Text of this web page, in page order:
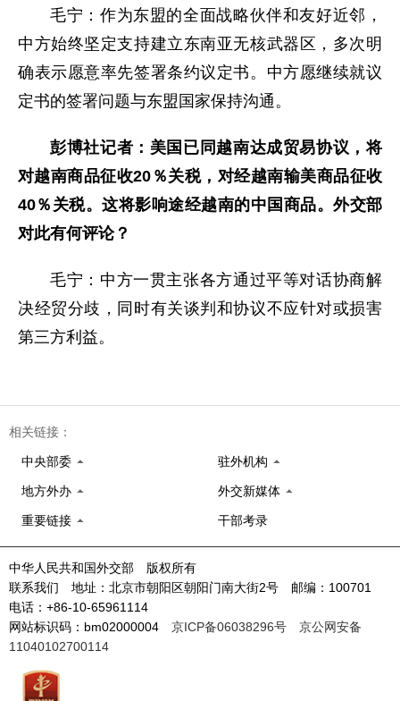
毛宁：作为东盟的全面战略伙伴和友好近邻，
中方始终坚定支持建立东南亚无核武器区，多次明
确表示愿意率先签署条约议定书。中方愿继续就议
定书的签署问题与东盟国家保持沟通。
彭博社记者：美国已同越南达成贸易协议，将
对越南商品征收20％关税，对经越南输美商品征收
40％关税。这将影响途经越南的中国商品。外交部
对此有何评论？
毛宁：中方一贯主张各方通过平等对话协商解
决经贸分歧，同时有关谈判和协议不应针对或损害
第三方利益。
相关链接：
中央部委 驻外机构
地方外办 外交新媒体
重要链接 干部考录
中华人民共和国外交部 版权所有
联系我们 地址：北京市朝阳区朝阳门南大街2号 邮编：100701
电话：+86-10-65961114
网站标识码：bm02000004 京ICP备06038296号
京公网安备
11040102700114